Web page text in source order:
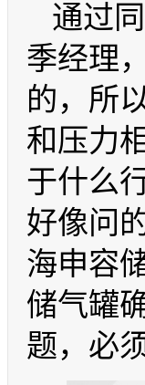
通过
季经理
的，所
和压力
于什么
好像问
海申容
储气罐
题，必